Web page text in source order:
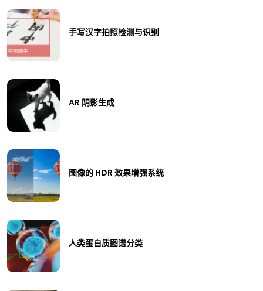
手写汉字拍照检测与识别
AR 阴影生成
图像的 HDR 效果增强系统
人类蛋白质图谱分类